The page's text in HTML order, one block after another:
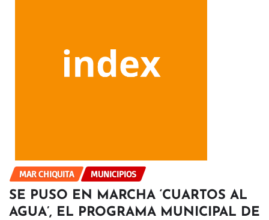
MAR CHIQUITA MUNICIPIOS
SE PUSO EN MARCHA ‘CUARTOS AL
AGUA’, EL PROGRAMA MUNICIPAL DE